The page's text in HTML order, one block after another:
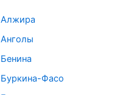
Алжира
Фасо